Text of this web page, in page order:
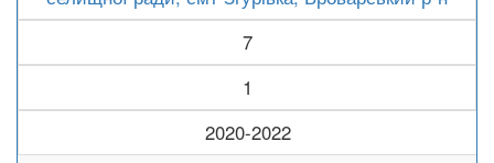
7
1
2020-2022